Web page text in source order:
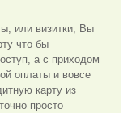
или визитки, Вы
что бы
а с приходом
оплаты и вовсе
карту из
просто